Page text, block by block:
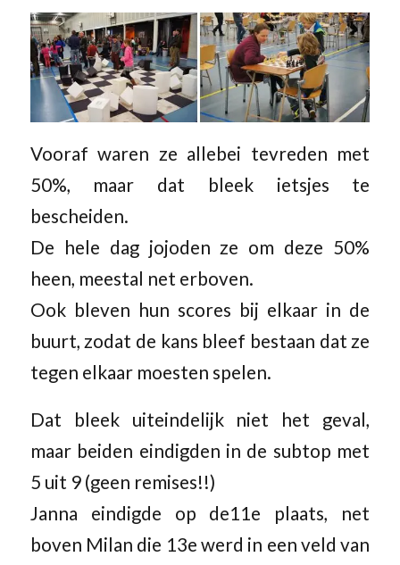
Vooraf waren ze allebei tevreden met
50%, maar dat bleek ietsjes te
bescheiden.
De hele dag jojoden ze om deze 50%
heen, meestal net erboven.
Ook bleven hun scores bij elkaar in de
buurt, zodat de kans bleef bestaan dat ze
tegen elkaar moesten spelen.
Dat bleek uiteindelijk niet het geval,
maar beiden eindigden in de subtop met
5 uit 9 (geen remises!!)
Janna eindigde op de11e plaats, net
boven Milan die 13e werd in een veld van